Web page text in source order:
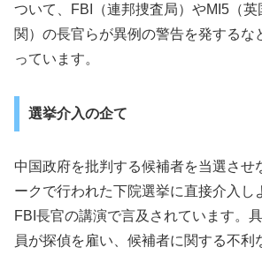
ついて、FBI（連邦捜査局）やMI5（
関）の長官らが異例の警告を発するな
っています。
選挙介入の企て
中国政府を批判する候補者を当選させ
ークで行われた下院選挙に直接介入し
FBI長官の講演で言及されています。
員が探偵を雇い、候補者に関する不利